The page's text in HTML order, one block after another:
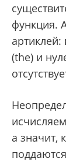
функция.
(the) и
а значит,